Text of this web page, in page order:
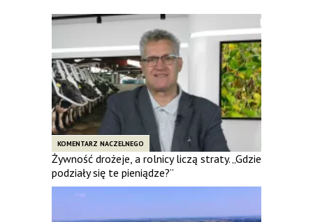
KOMENTARZ NACZELNEGO
Żywność drożeje, a rolnicy liczą straty. „Gdzie
podziały się te pieniądze?”